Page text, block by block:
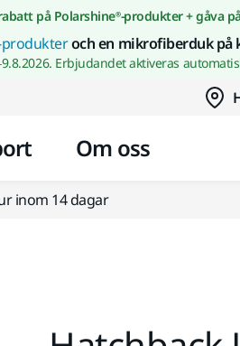
Gå till innehållet
på Polarshine®-produkter + gåva
produkteroch en mikrofiberduk på
Erbjudandet aktiveras
Om oss
inom 14 dagar